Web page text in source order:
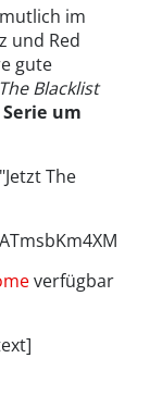
im
und Red
gute
The Blacklist
um
The
verfügbar